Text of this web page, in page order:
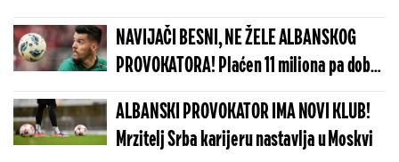
NAVIJAČI BESNI, NE ŽELE ALBANSKOG
PROVOKATORA! Plaćen 11 miliona pa dobio
brutalnu poruku
ALBANSKI PROVOKATOR IMA NOVI KLUB!
Mrzitelj Srba karijeru nastavlja u Moskvi